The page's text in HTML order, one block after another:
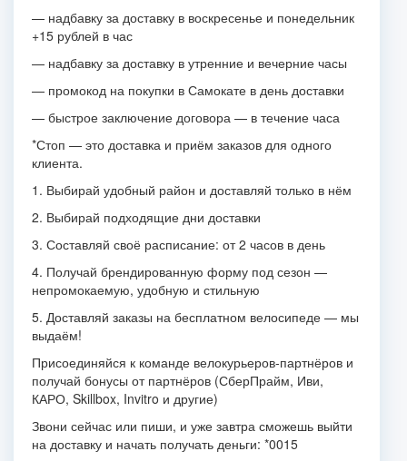
— надбавку за доставку в воскресенье и понедельник
+15 рублей в час
— надбавку за доставку в утренние и вечерние часы
— промокод на покупки в Самокате в день доставки
— быстрое заключение договора — в течение часа
*Стоп — это доставка и приём заказов для одного
клиента.
1. Выбирай удобный район и доставляй только в нём
2. Выбирай подходящие дни доставки
3. Составляй своё расписание: от 2 часов в день
4. Получай брендированную форму под сезон —
непромокаемую, удобную и стильную
5. Доставляй заказы на бесплатном велосипеде — мы
выдаём!
Присоединяйся к команде велокурьеров-партнёров и
получай бонусы от партнёров (СберПрайм, Иви,
КАРО, Skillbox, Invitro и другие)
Звони сейчас или пиши, и уже завтра сможешь выйти
на доставку и начать получать деньги: *0015